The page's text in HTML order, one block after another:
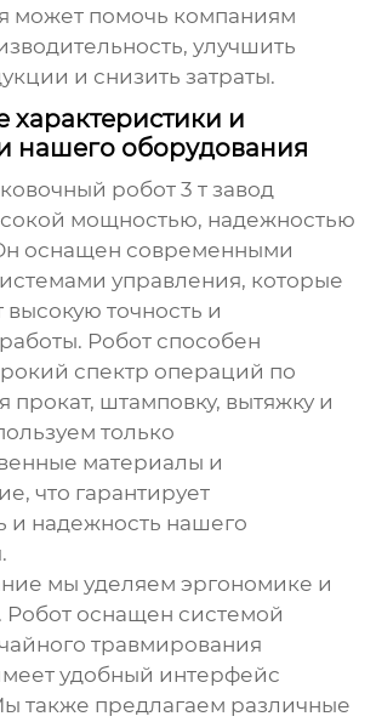
может помочь компаниям
улучшить
и снизить затраты.
характеристики и
нашего оборудования
робот 3 т завод
мощностью, надежностью
оснащен современными
управления, которые
точность и
Робот способен
спектр операций по
прокат, штамповку, вытяжку и
только
материалы и
что гарантирует
и надежность нашего
мы уделяем эргономике и
Робот оснащен системой
травмирования
удобный интерфейс
также предлагаем различные